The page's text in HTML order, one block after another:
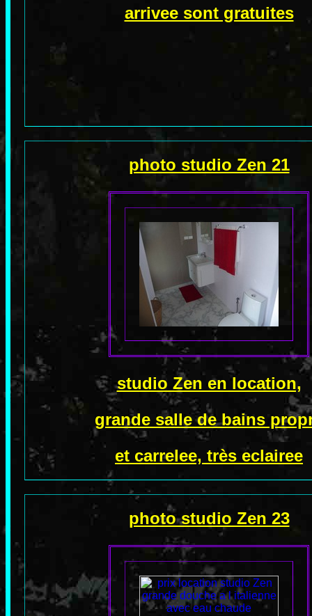
arrivee sont gratuites
photo studio Zen 21
studio Zen en location,
grande salle de bains
et carrelee, très eclairee
photo studio Zen 23